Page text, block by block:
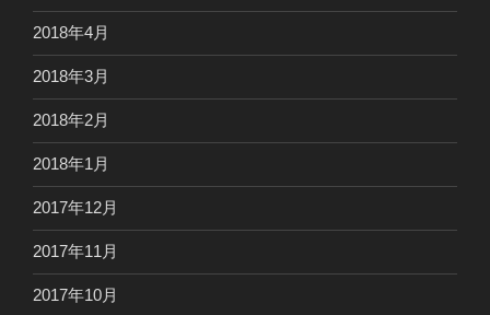
2018年4月
2018年3月
2018年2月
2018年1月
2017年12月
2017年11月
2017年10月